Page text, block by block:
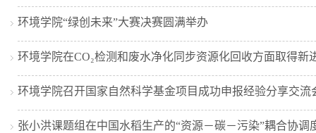
环境学院“绿创未来”大赛决赛圆满举办
环境学院在CO₂检测和废水净化同步资源化回收方面取得新
环境学院召开国家自然科学基金项目成功申报经验分享交流
张小洪课题组在中国水稻生产的“资源－碳－污染”耦合协